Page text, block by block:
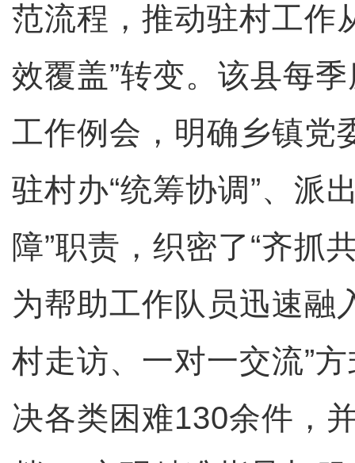
范流程，推动驻村工作
效覆盖”转变。该县每
工作例会，明确乡镇党
驻村办“统筹协调”、派
障”职责，织密了“齐抓
为帮助工作队员迅速融
村走访、一对一交流”
决各类困难130余件，